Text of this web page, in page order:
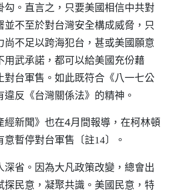
勾。直言之，只要美國相信中共對
並不至於對台灣安全構成威脅，只
尚不足以跨海犯台，甚或美國願意
用武承諾，都可以給美國充份藉
對台軍售。如此既符合《八一七公
反《台灣關係法》的精神。
經新聞》也在4月間報導，在柯林頓
意暫停對台軍售 〔註14〕 。
深省。因為大凡政策改變，總會出
探民意，凝聚共識。美國民意，特